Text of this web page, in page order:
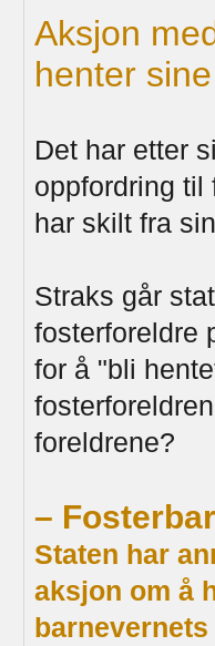
Aksjon
henter
Det har etter
oppfordring til
har skilt fra
Straks går
fosterforeldre
for å "bli
foreldrene?
–
Staten har
aksjon om å